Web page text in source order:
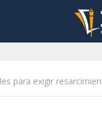
para exigir